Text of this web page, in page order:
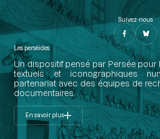
Suivez-nous
Les perséides
Un dispositif pensé par Persée
textuels et iconographiques
partenariat avec des équipes de
documentaires.
En savoir plus